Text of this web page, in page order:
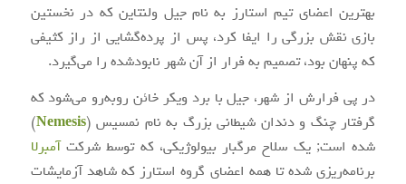
بهترین اعضای تیم استارز به نام جیل ولنتاین که در نخستین
بازی نقش بزرگی را ایفا کرد، پس از پرده‌گشایی از راز کثیفی
که پنهان بود، تصمیم به فرار از آن شهر نابودشده را می‌گیرد.
در پی فرارش از شهر، جیل با برد ویکر خائن روبه‌رو می‌شود که
گرفتار چنگ و دندان شیطانی بزرگ به نام نمسیس (Nemesis
)
شده است; یک سلاح مرگبار بیولوژیکی، که توسط شرکتآمبرلا
برنامه‌ریزی شده تا همه اعضای گروه استارز که شاهد آزمایشات